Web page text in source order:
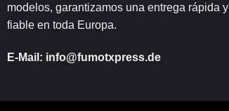
modelos, garantizamos una entrega rápida y
fiable en toda Europa.
E-Mail: info@fumotxpress.de